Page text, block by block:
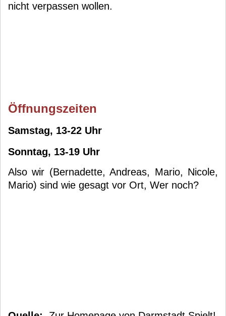
nicht verpassen wollen.
Öffnungszeiten
Samstag, 13-22 Uhr
Sonntag, 13-19 Uhr
Also wir (Bernadette, Andreas, Mario, Nicole,
Mario) sind wie gesagt vor Ort, Wer noch?